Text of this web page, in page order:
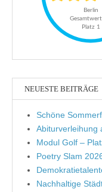
NEUESTE BEITRÄGE
Schöne
Abiturverleihung
Modul Golf –
Poetry Slam
Nachhaltige